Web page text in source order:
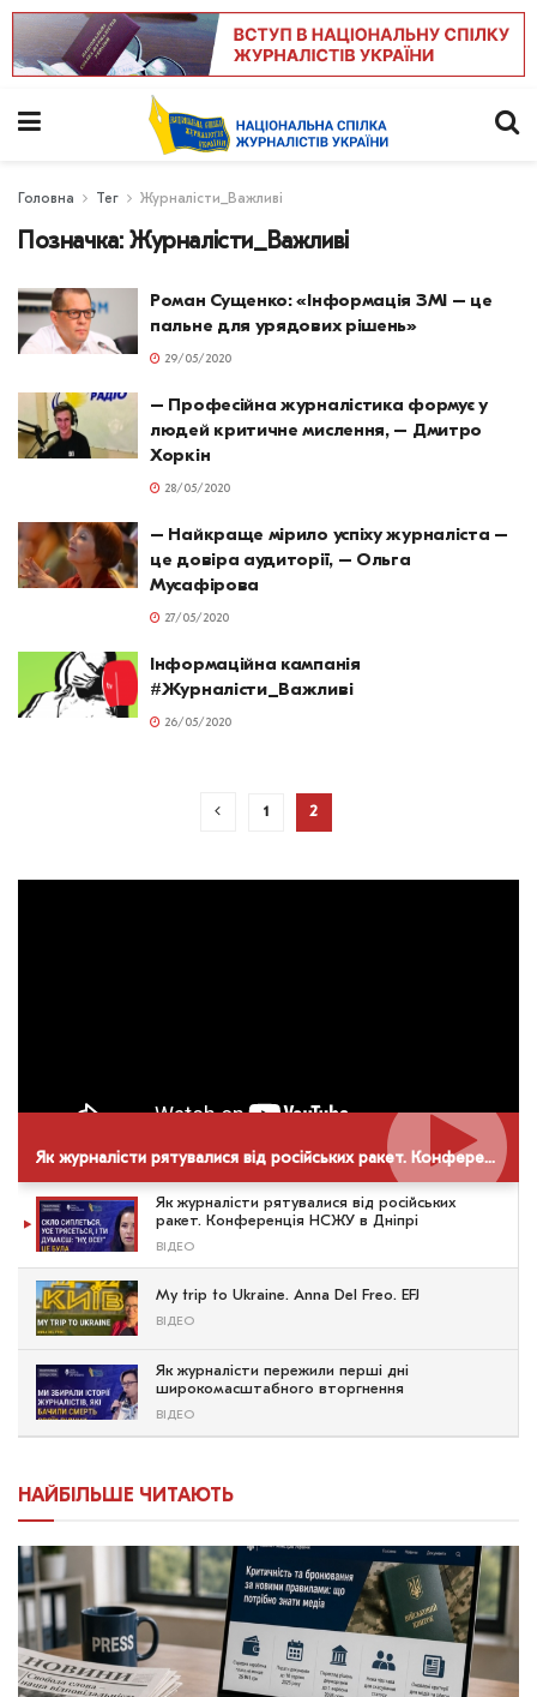
Головна Тег Журналісти_Важливі
Позначка: Журналісти_Важливі
Роман Сущенко: «Інформація ЗМІ – це
пальне для урядових рішень»
29/05/2020
– Професійна журналістика формує у
людей критичне мислення, – Дмитро
Хоркін
28/05/2020
– Найкраще мірило успіху журналіста –
це довіра аудиторії, – Ольга
Мусафірова
27/05/2020
Інформаційна кампанія
#Журналісти_Важливі
26/05/2020
1 2
Як журналісти рятувалися від російських ракет. Конференція НСЖУ в Дніпрі
Як журналісти рятувалися від російських
ракет. Конференція НСЖУ в Дніпрі
ВІДЕО
My trip to Ukraine. Anna Del Freo. EFJ
ВІДЕО
Як журналісти пережили перші дні
широкомасштабного вторгнення
ВІДЕО
НАЙБІЛЬШЕ ЧИТАЮТЬ